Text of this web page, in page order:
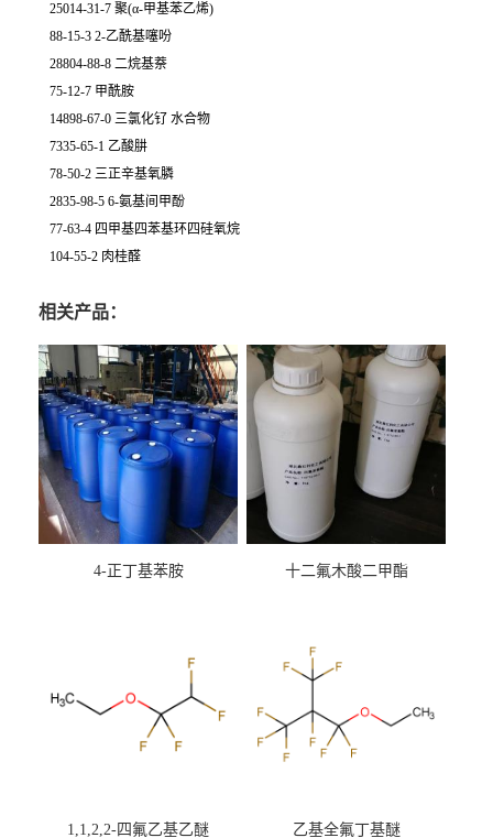
25014-31-7 聚(α-甲基苯乙烯)
88-15-3 2-乙酰基噻吩
28804-88-8 二烷基萘
75-12-7 甲酰胺
14898-67-0 三氯化钌 水合物
7335-65-1 乙酸肼
78-50-2 三正辛基氧膦
2835-98-5 6-氨基间甲酚
77-63-4 四甲基四苯基环四硅氧烷
104-55-2 肉桂醛
相关产品：
4-正丁基苯胺 十二氟木酸二甲酯
1,1,2,2-四氟乙基乙醚 乙基全氟丁基醚